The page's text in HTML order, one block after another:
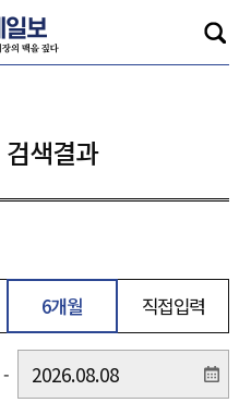
검색결과
6개월 직접입력
-